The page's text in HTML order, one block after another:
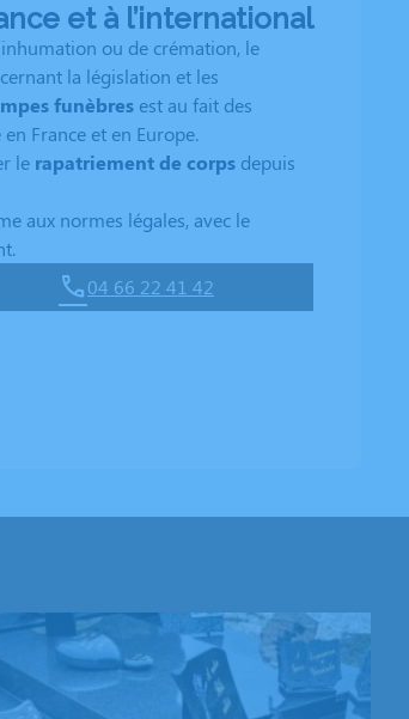
et à l’international
ou de crémation, le
la législation et les
funèbres est au fait des
France et en Europe.
le rapatriement de corps depuis
aux normes légales, avec le
04 66 22 41 42